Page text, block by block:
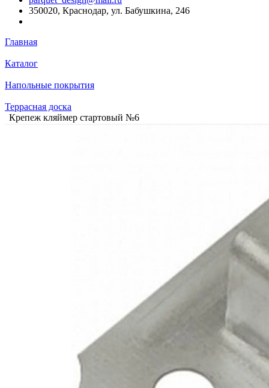
350020, Краснодар, ул. Бабушкина, 246
Главная
Каталог
Напольные покрытия
Террасная доска
Крепеж кляймер стартовый №6